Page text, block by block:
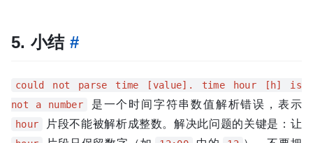
5. 小结 #
could not parse time [value]. time hour [h] is
not a number
是一个时间字符串数值解析错误，表示
hour 片段不能被解析成整数。解决此问题的关键是：让